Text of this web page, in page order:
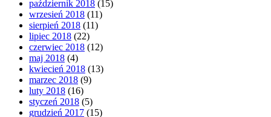
październik 2018 (15)
wrzesień 2018 (11)
sierpień 2018 (11)
lipiec 2018 (22)
czerwiec 2018 (12)
maj 2018 (4)
kwiecień 2018 (13)
marzec 2018 (9)
luty 2018 (16)
styczeń 2018 (5)
grudzień 2017 (15)